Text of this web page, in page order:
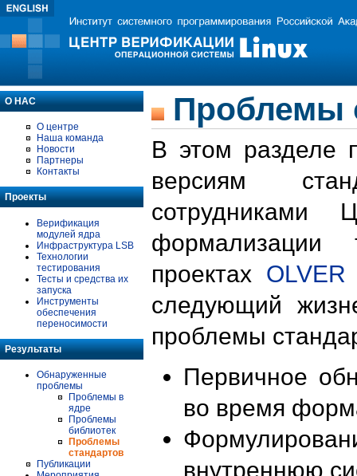
О НАС
О центре
Наша команда
Новости
Партнеры
Контакты
Проекты
Верификация
модулей ядра
Инфраструктура LSB
Технологии
тестирования
Тесты и средства их
запуска
Инструменты
обеспечения
переносимости
Результаты
Обнаруженные
проблемы
Проблемы в
ядре
Проблемы
библиотек
Проблемы
стандартов
Публикации
Проблемы
В этом разделе
версиям
формализации
проектах OLVER
следующий
проблемы
Первичное
во время
внутреннюю